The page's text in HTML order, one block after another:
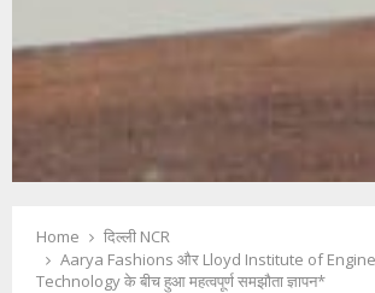
Home
दिल्ली NCR
Aarya Fashions और Lloyd Institute of
Technology के बीच हुआ महत्वपूर्ण समझौता ज्ञापन*